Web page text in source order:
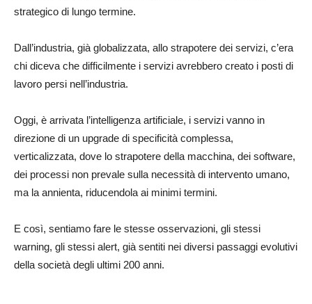
strategico di lungo termine.
Dall’industria, già globalizzata, allo strapotere dei servizi, c’era
chi diceva che difficilmente i servizi avrebbero creato i posti di
lavoro persi nell’industria.
Oggi, è arrivata l’intelligenza artificiale, i servizi vanno in
direzione di un upgrade di specificità complessa,
verticalizzata, dove lo strapotere della macchina, dei software,
dei processi non prevale sulla necessità di intervento umano,
ma la annienta, riducendola ai minimi termini.
E così, sentiamo fare le stesse osservazioni, gli stessi
warning, gli stessi alert, già sentiti nei diversi passaggi evolutivi
della società degli ultimi 200 anni.